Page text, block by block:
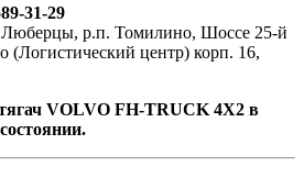
31-29
р.п. Томилино, Шоссе 25-й
(Логистический центр) корп. 16,
VOLVO FH-TRUCK 4X2 в